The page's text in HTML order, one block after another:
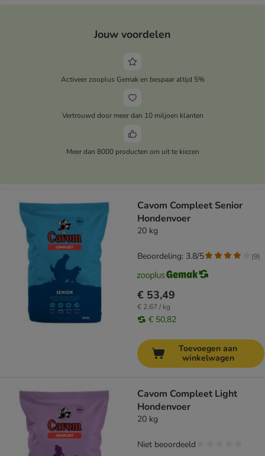
Jouw voordelen
Activeer zooplus Gemak en bespaar altijd 5%
Vertrouwd door meer dan 10 miljoen klanten
Meer dan 8000 producten om uit te kiezen
Cavom Compleet Senior
Hondenvoer
20 kg
€ 53,49
€ 2,67 / kg
€ 50,82
Beoordeling: 3.8/5 (9)
Toevoegen aan
winkelwagen
Cavom Compleet Light
Hondenvoer
20 kg
Niet beoordeeld